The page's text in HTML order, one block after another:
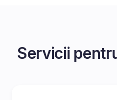
Servicii